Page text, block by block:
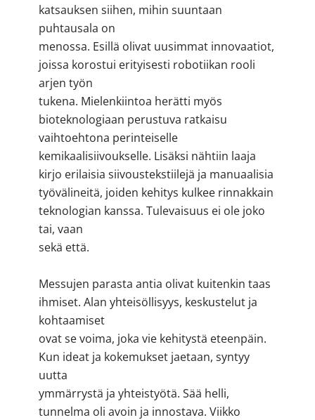
katsauksen siihen, mihin suuntaan
puhtausala on
menossa. Esillä olivat uusimmat innovaatiot,
joissa korostui erityisesti robotiikan rooli
arjen työn
tukena. Mielenkiintoa herätti myös
bioteknologiaan perustuva ratkaisu
vaihtoehtona perinteiselle
kemikaalisiivoukselle. Lisäksi nähtiin laaja
kirjo erilaisia siivoustekstiilejä ja manuaalisia
työvälineitä, joiden kehitys kulkee rinnakkain
teknologian kanssa. Tulevaisuus ei ole joko
tai, vaan
sekä että.
Messujen parasta antia olivat kuitenkin taas
ihmiset. Alan yhteisöllisyys, keskustelut ja
kohtaamiset
ovat se voima, joka vie kehitystä eteenpäin.
Kun ideat ja kokemukset jaetaan, syntyy
uutta
ymmärrystä ja yhteistyötä. Sää helli,
tunnelma oli avoin ja innostava. Viikko